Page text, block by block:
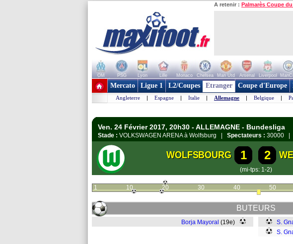
A retenir : Palmarès Coupe
OM PSG Lyon Lille Monaco Chelsea Man Utd Arsenal Liverpool
+ de clubs
Mercato Ligue 1 L2/Coupes Etranger Coupe d'Europe
Angleterre | Espagne | Italie | Allemagne | Belgique |
Ven. 24 Février 2017, 20h30 - ALLEMAGNE - Bundesliga
Stade : VOLKSWAGEN ARENA à Wolfsburg | Spectateurs : 30000 |
WOLFSBOURG 1 2
(mi-tps: 1-2)
1 10 20 30 40 50
BUTEURS
Borja Mayoral (19e) S.
S.